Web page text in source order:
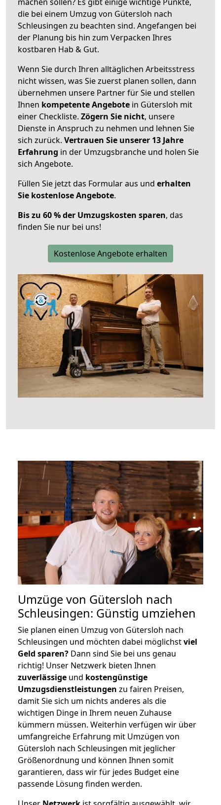
die bei einem Umzug von Gütersloh nach
Schleusingen zu beachten sind. Angefangen bei
der Planung bis hin zum Verpacken Ihres
kostbaren Hab & Gut.
Wenn Sie durch Ihren alltäglichen Arbeitsstress
nicht wissen, was Sie zuerst planen sollen, dann
übernehmen unsere Partner für Sie und stellen
Ihnen kompetente Angebote in Gütersloh mit
einer Checkliste. Zögern Sie nicht, unsere
Dienste in Anspruch zu nehmen und lehnen Sie
sich zurück. Vertrauen Sie unserer 13 Jahre
Erfahrung in der Umzugsbranche und holen Sie
sich Angebote.
Füllen Sie jetzt das Formular aus und erhalten
Sie kostenlose Angebote.
Bis zu 60 % der Umzugskosten sparen, das
finden Sie nur bei uns!
Kostenlose Angebote erhalten
Umzüge von Gütersloh nach
Schleusingen: Günstig umziehen
Sie planen einen Umzug von Gütersloh nach
Schleusingen und möchten dabei möglichstviel
Geld sparen? Dann sind Sie bei uns genau
richtig! Unser Netzwerk bieten Ihnen
zuverlässige und kostengünstige
Umzugsdienstleistungen zu fairen Preisen,
damit Sie sich um nichts anderes als die
wichtigen Dinge in Ihrem neuen Zuhause
kümmern müssen. Weiterhin verfügen wir über
umfangreiche Erfahrung mit Umzügen von
Gütersloh nach Schleusingen mit jeglicher
Größenordnung und können Ihnen somit
garantieren, dass wir für jedes Budget eine
passende Lösung finden werden.